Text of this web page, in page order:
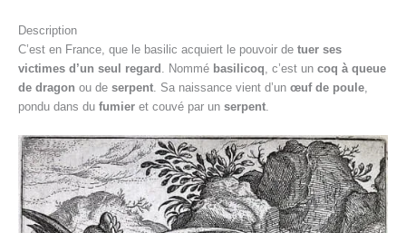
Description
C’est en France, que le basilic acquiert le pouvoir de tuer ses
victimes d’un seul regard . Nommé basilicoq, c’est un coq à queue
de dragon ou de serpent. Sa naissance vient d’un œuf de poule,
pondu dans du fumier et couvé par un serpent.